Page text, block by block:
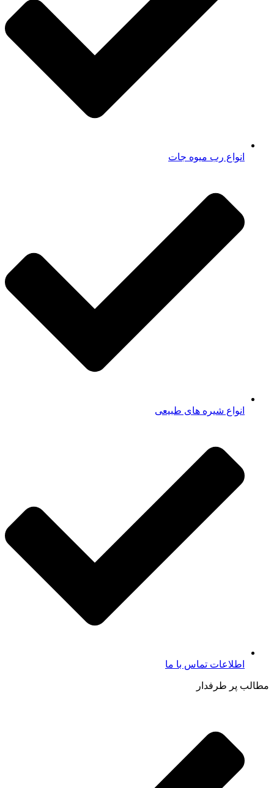
انواع رب میوه جات
انواع شیره های طبیعی
اطلاعات تماس با ما​
مطالب پر طرفدار